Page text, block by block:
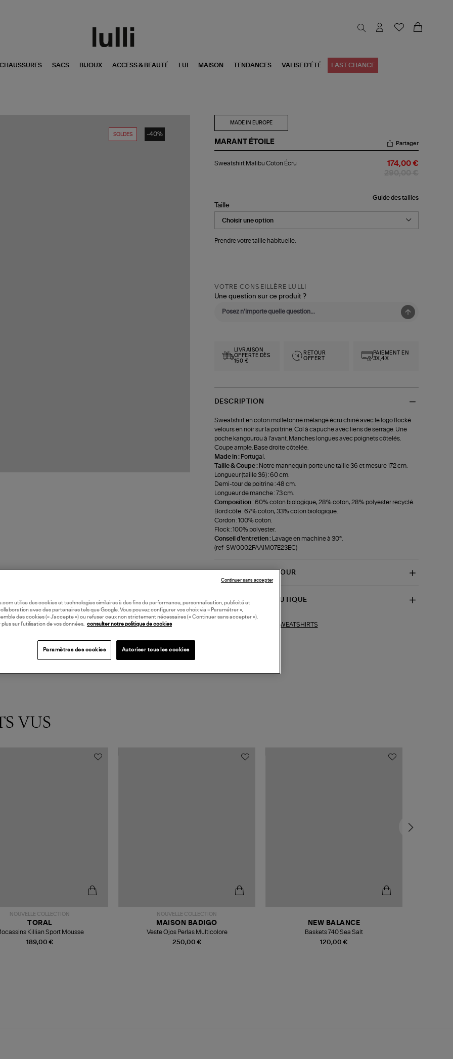
CHAUSSURES SACS BIJOUX ACCESS & BEAUTÉ LUI MAISON TENDANCES VALISE D'ÉTÉ LAST CHANCE
SOLDES -40%
MADE IN EUROPE
MARANT ÉTOILE
Malibu
Partager
Sweatshirt Malibu Coton Écru 174,00 €
Guide des tailles
Taille
Prendre votre taille habituelle.
VOTRE CONSEILLÈRE LULLI
Une question sur ce produit ?
LIVRAISON
OFFERTE DÈS
150 €
RETOUR
OFFERT
PAIEMENT EN
3X,4X
DESCRIPTION
Sweatshirt en coton molletonné mélangé écru chiné avec le logo flocké
velours en noir sur la poitrine. Col à capuche avec liens de serrage. Une
poche kangourou à l'avant. Manches longues avec poignets côtelés.
Coupe ample. Base droite côtelée.
Made in : Portugal.
Taille & Coupe : Notre mannequin porte une taille 36 et mesure 172 cm.
Longueur (taille 36) : 60 cm.
Demi-tour de poitrine : 48 cm.
Longueur de manche : 73 cm.
Composition :60% coton biologique, 28% coton, 28% polyester recyclé.
Bord côte : 67% coton, 33% coton biologique.
Cordon : 100% coton.
Flock : 100% polyester.
Conseil d'entretien :
Lavage en machine à 30°.
(ref-SW0002FAA1M07E23EC)
LIVRAISON ET RETOUR
DISPONIBILITÉ BOUTIQUE
SWEATSHIRTS
VUS
NOUVELLE COLLECTION
189,00 €
TORAL
Killian Sport Mousse
NOUVELLE COLLECTION
250,00 €
MAISON BADIGO
Veste Ojos Perlas Multicolore
120,00 €
NEW BALANCE
Baskets 740 Sea Salt
utilise des cookies et technologies similaires à des fins de performance, personnalisation, publicité et
avec des partenaires tels que Google. Vous pouvez configurer vos choix via « Paramétrer »,
des cookies (« J’accepte ») ou refuser ceux non strictement nécessaires (« Continuer sans accepter »).
plus sur l’utilisation de vos données,
consulter notre politique de cookies
Paramètres des cookies Autoriser tous les cookies
Continuer sans accepter